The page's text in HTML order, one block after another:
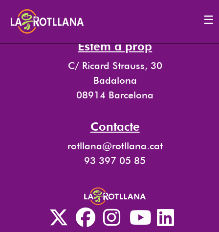
☰
Estem a prop
C/ Ricard Strauss, 30
Badalona
08914 Barcelona
Contacte
rotllana@rotllana.cat
93 397 05 85